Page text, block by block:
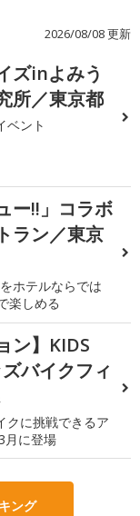
2026/08/08 更新
ズinよみう
所／東京都
ベント
ー!!」コラボ
ラン／東京
ホテルならでは
楽しめる
ン】KIDS
バイクフィ
クに挑戦できるア
月に登場
ング